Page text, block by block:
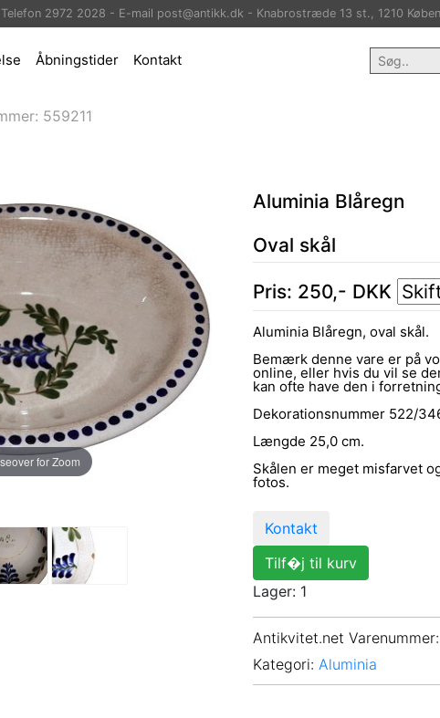
Telefon 2972 2028 - E-mail post@antikk.dk - Knabrostræde 13 st., 1210
Åbningstider Kontakt
559211
for Zoom
Aluminia Blåregn
Oval skål
Pris: 250,- DKK
Aluminia Blåregn, oval skål.
Bemærk denne vare er på
online, eller hvis du vil se
kan ofte have den i
Dekorationsnummer 522/
Længde 25,0 cm.
Skålen er meget misfarvet
fotos.
Kontakt
Tilf�j til kurv
Lager: 1
Antikvitet.net Varenummer
Kategori: Aluminia